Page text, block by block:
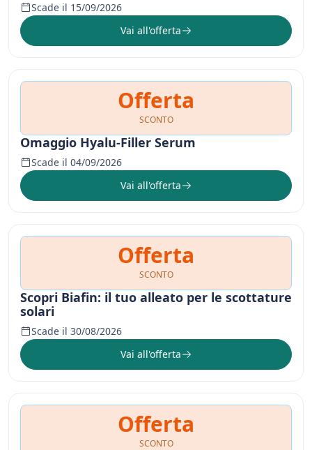
Scade il 15/09/2026
Vai all'offerta
Offerta
SCONTO
Omaggio Hyalu-Filler Serum
Scade il 04/09/2026
Vai all'offerta
Offerta
SCONTO
Scopri Biafin: il tuo alleato per le scottature
solari
Scade il 30/08/2026
Vai all'offerta
Offerta
SCONTO